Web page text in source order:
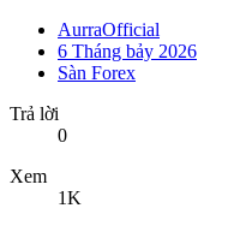
AurraOfficial
6 Tháng bảy 2026
Sàn Forex
Trả lời
0
Xem
1K